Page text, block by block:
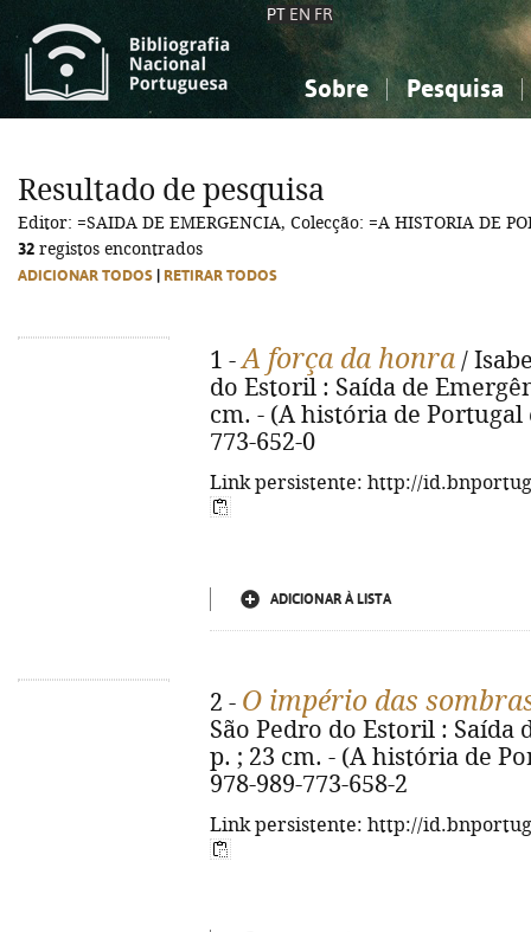
PT EN FR
Sobre Pesquisa
Ciências sociais...
Arte, desporto...
Ciências sociais...
Arte, desporto...
Resultado de pesquisa
Editor: =SAIDA DE EMERGENCIA, Colecção: =A HISTORIA DE
32 registos encontrados
ADICIONAR TODOS RETIRAR TODOS
1 -A força da honra /
do Estoril : Saída de
cm. - (A história de Portugal
773-652-0
Link persistente: http://
ADICIONAR À LISTA
2 - O império das
São Pedro do Estoril : Saída
p. ; 23 cm. - (A história de
978-989-773-658-2
Link persistente: http://